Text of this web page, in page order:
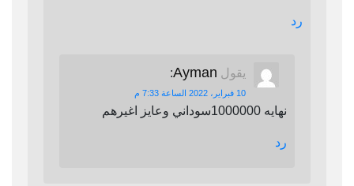
رد
يقول Ayman
:
10 فبراير، 2022 الساعة 7:33 م
نهايه 1000000سوداني وعايز اغيرهم
رد